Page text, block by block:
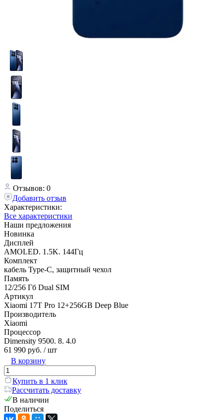
Отзывов: 0
Добавить отзыв
Характеристики:
Все характеристики
Наши предложения
Новинка
Дисплей
AMOLED. 1.5K. 144Гц
Комплект
кабель Type-C, защитный чехол
Память
12/256 Гб Dual SIM
Артикул
Xiaomi 17Т Pro 12+256GB Deep Blue
Производитель
Xiaomi
Процессор
Dimensity 9500. 8. 4.0
61 990 руб. / шт
В корзину
Купить в 1 клик
Рассчитать доставку
В наличии
Поделиться